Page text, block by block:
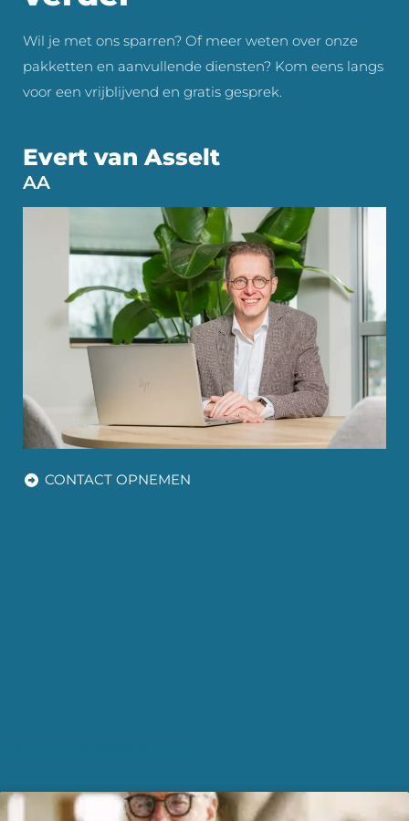
Wil je met ons sparren? Of meer weten over onze
pakketten en aanvullende diensten? Kom eens langs
voor een vrijblijvend en gratis gesprek.
Evert van Asselt
AA
CONTACT OPNEMEN